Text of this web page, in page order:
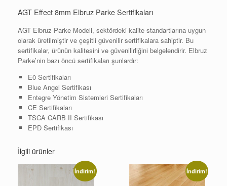
AGT Effect 8mm Elbruz Parke Sertifikaları
AGT Elbruz Parke Modeli, sektördeki kalite standartlarına uygun
olarak üretilmiştir ve çeşitli güvenilir sertifikalara sahiptir. Bu
sertifikalar, ürünün kalitesini ve güvenilirliğini belgelendirir. Elbruz
Parke’nin bazı öncü sertifikaları şunlardır:
E0 Sertifikaları
Blue Angel Sertifikası
Entegre Yönetim Sistemleri Sertifikaları
CE Sertifikaları
TSCA CARB II Sertifikası
EPD Sertifikası
İlgili ürünler
İndirim! İndirim!